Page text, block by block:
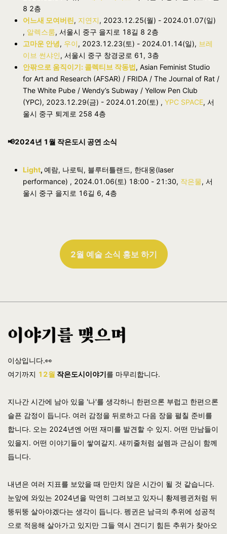
8 2층
어느새 모여버린, 지연지, 2023.12.25(월) - 2024.01.07(일)
, 알렉스룸, 서울시 중구 을지로 18길 8 2층
고마운 안녕, 우이, 2023.12.23(토) - 2024.01.14(일), 브레
이브 썬샤인, 서울시 중구 창경궁로 61, 3층
안팎으로 움직이기: 콜렉티브 작동법, Asian Feminist Studio
for Art and Research (AFSAR) / FRIDA / The Journal of Rat /
The White Pube / Wendy’s Subway / Yellow Pen Club
(YPC), 2023.12.29(금) - 2024.01.20(토) , YPC SPACE, 서
울시 중구 퇴계로 258 4층
📢2024년 1월 작은도시 공연 소식
Light, 예람, 나로틱, 블루터틀랜드, 한대웅(laser
performance) , 2024.01.06(토) 18:00 - 21:30, 작은물, 서
울시 중구 을지로 16길 6, 4층
2월 예술 소식 홍보 하기
이상입니다.👀
여기까지 12월 작은도시이야기를 마무리합니다.
지나간 시간에 남아 있을 '나'를 생각하니 한편으론 부럽고 한편으론
슬픈 감정이 듭니다. 여러 감정을 뒤로하고 다음 장을 펼칠 준비를
합니다. 오는 2024년엔 어떤 재미를 발견할 수 있지. 어떤 만남들이
있을지. 어떤 이야기들이 쌓여갈지. 새끼줄처럼 설렘과 근심이 함께
듭니다.
내년은 여러 지표를 보았을 때 만만치 않은 시간이 될 것 같습니다.
눈앞에 와있는 2024년을 막연히 그려보고 있자니 황제펭귄처럼 뒤
뚱뒤뚱 살아야겠다는 생각이 듭니다. 펭귄은 남극의 추위에 성공적
으로 적응해 살아가고 있지만 그들 역시 견디기 힘든 추위가 찾아오